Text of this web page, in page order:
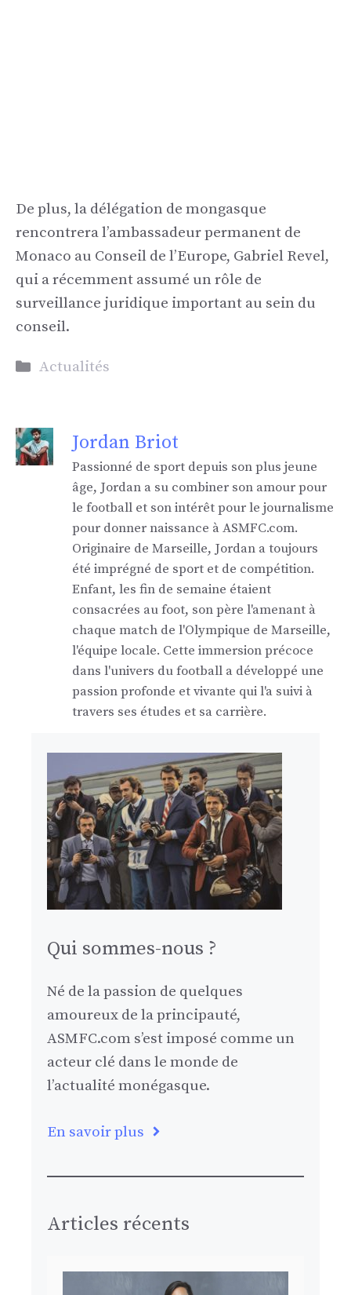
De plus, la délégation de mongasque
rencontrera l’ambassadeur permanent de
Monaco au Conseil de l’Europe, Gabriel Revel,
qui a récemment assumé un rôle de
surveillance juridique important au sein du
conseil.
Catégories
Actualités
Jordan Briot
Passionné de sport depuis son plus jeune
âge, Jordan a su combiner son amour pour
le football et son intérêt pour le journalisme
pour donner naissance à ASMFC.com.
Originaire de Marseille, Jordan a toujours
été imprégné de sport et de compétition.
Enfant, les fin de semaine étaient
consacrées au foot, son père l'amenant à
chaque match de l'Olympique de Marseille,
l'équipe locale. Cette immersion précoce
dans l'univers du football a développé une
passion profonde et vivante qui l'a suivi à
travers ses études et sa carrière.
Qui sommes-nous ?
Né de la passion de quelques
amoureux de la principauté,
ASMFC.com s’est imposé comme un
acteur clé dans le monde de
l’actualité monégasque.
En savoir plus
Articles récents